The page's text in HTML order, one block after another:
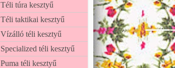
Téli túra kesztyű
Téli taktikai kesztyű
Vízálló téli kesztyű
Specialized téli kesztyű
Puma téli kesztyű